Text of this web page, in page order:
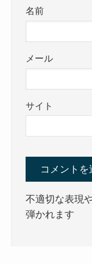
名前
メール
サイト
不適切な表現
弾かれます